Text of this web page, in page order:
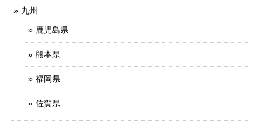
九州
鹿児島県
熊本県
福岡県
佐賀県